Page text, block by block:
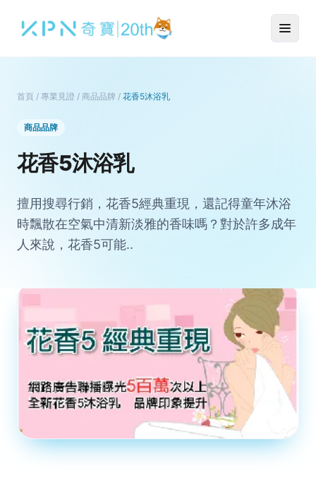
首頁 / 專業見證 / 商品品牌 / 花香5沐浴乳
商品品牌
花香5沐浴乳
擅用搜尋行銷，花香5經典重現，還記得童年沐浴
時飄散在空氣中清新淡雅的香味嗎？對於許多成年
人來說，花香5可能..